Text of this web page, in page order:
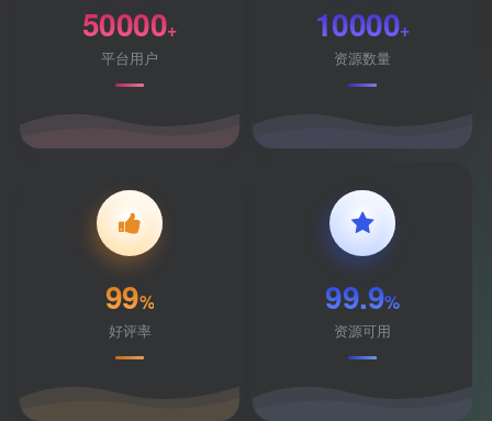
50000+
平台用户
10000+
资源数量
99%
好评率
99.9%
资源可用